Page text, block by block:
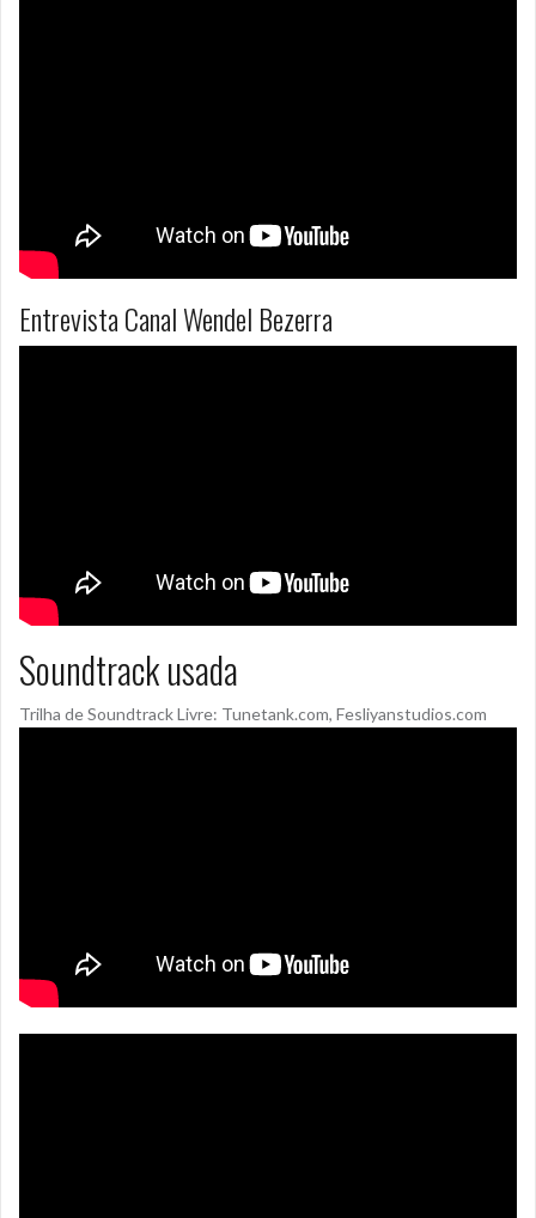
Entrevista Canal Wendel Bezerra
Soundtrack usada
Trilha de Soundtrack Livre: Tunetank.com, Fesliyanstudios.com